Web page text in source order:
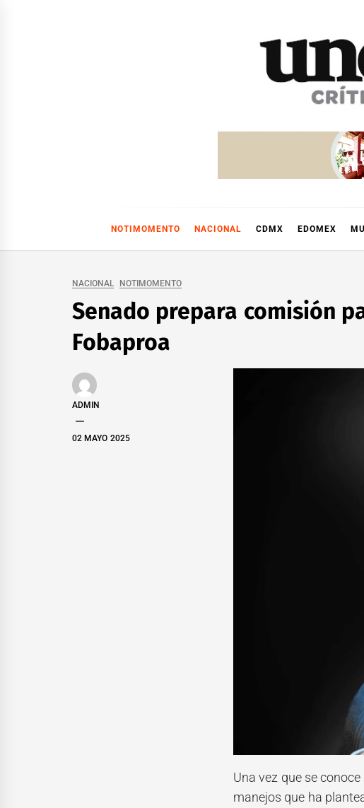
NOTIMOMENTO NACIONAL CDMX EDOMEX
NACIONAL NOTIMOMENTO
Senado prepara comisión
Fobaproa
ADMIN
02 MAYO 2025
Una vez que se
manejos que ha